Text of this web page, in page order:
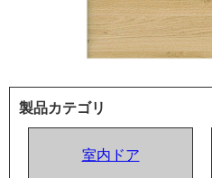
製品カテゴリ
室内ドア